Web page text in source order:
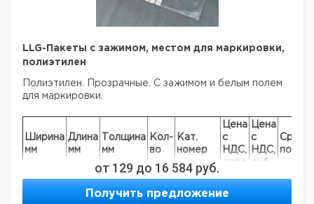
LLG-Пакеты с зажимом, местом для маркировки,
полиэтилен
Полиэтилен. Прозрачные. С зажимом и белым полем
для маркировки.
Ширина
мм
Длина
мм
Толщина
мм
Кол-
во
Кат.
номер
Цена
с
НДС,
евро
Цена
с
НДС,
руб
Срок
40 60 0,05 100
9404176
0,05 100
9404173
от 129 до 16 584 руб.
Получить предложение